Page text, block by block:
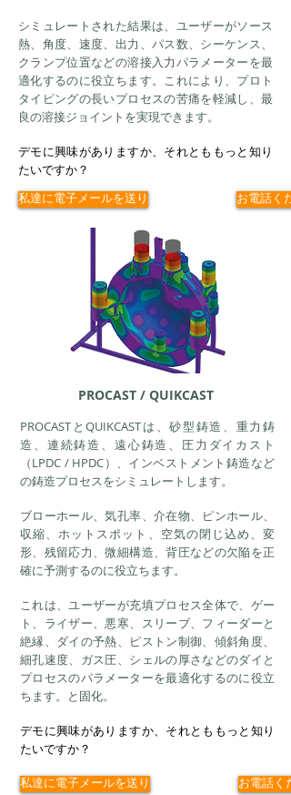
シミュレートされた結果は、ユーザーがソース
熱、角度、速度、出力、パス数、シーケンス、
クランプ位置などの溶接入力パラメーターを最
適化するのに役立ちます。これにより、プロト
タイピングの長いプロセスの苦痛を軽減し、最
良の溶接ジョイントを実現できます。
デモに興味がありますか、それとももっと知り
たいですか？
私達に電子メールを送り お電話く
PROCAST / QUIKCAST
PROCASTとQUIKCASTは、砂型鋳造、重力鋳
造、連続鋳造、遠心鋳造、圧力ダイカスト
（LPDC / HPDC）、インベストメント鋳造など
の鋳造プロセスをシミュレートします。
ブローホール、気孔率、介在物、ピンホール、
収縮、ホットスポット、空気の閉じ込め、変
形、残留応力、微細構造、背圧などの欠陥を正
確に予測するのに役立ちます。
これは、ユーザーが充填プロセス全体で、ゲー
ト、ライザー、悪寒、スリーブ、フィーダーと
絶縁、ダイの予熱、ピストン制御、傾斜角度、
細孔速度、ガス圧、シェルの厚さなどのダイと
プロセスのパラメーターを最適化するのに役立
ちます。と固化。
デモに興味がありますか、それとももっと知り
たいですか？
私達に電子メールを送り お電話く